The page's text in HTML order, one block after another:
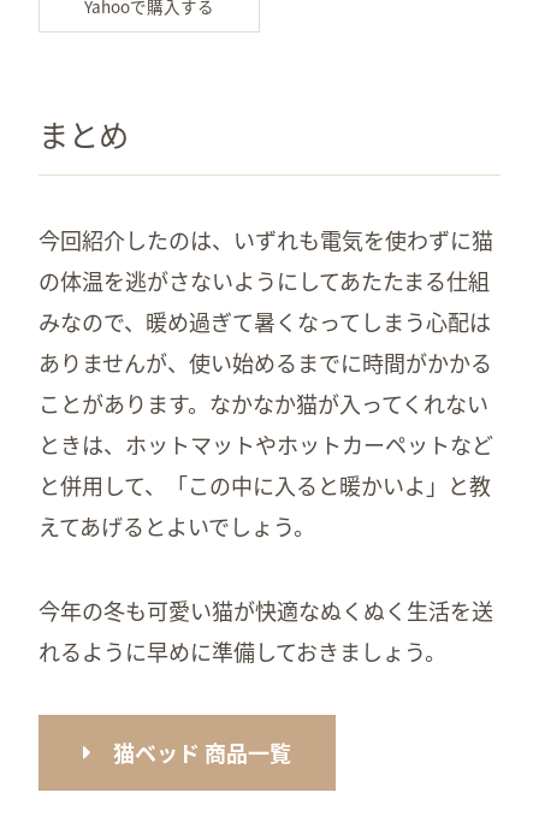
まとめ
今回紹介したのは、いずれも電気を使わずに猫
の体温を逃がさないようにしてあたたまる仕組
みなので、暖め過ぎて暑くなってしまう心配は
ありませんが、使い始めるまでに時間がかかる
ことがあります。なかなか猫が入ってくれない
ときは、ホットマットやホットカーペットなど
と併用して、「この中に入ると暖かいよ」と教
えてあげるとよいでしょう。
今年の冬も可愛い猫が快適なぬくぬく生活を送
れるように早めに準備しておきましょう。
猫ベッド 商品一覧